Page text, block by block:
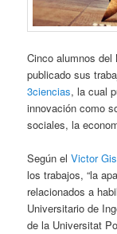
Cinco alumnos del
publicado sus
3ciencias, la cual
innovación como
sociales, la
Según elVictor
los trabajos, “la
relacionados a
Universitario de
de la Universitat